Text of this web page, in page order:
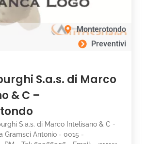
Monterotondo
Preventivi
S.a.s. di Marco
& C –
S.a.s. di Marco Intelisano & C -
Gramsci Antonio - 0015 -